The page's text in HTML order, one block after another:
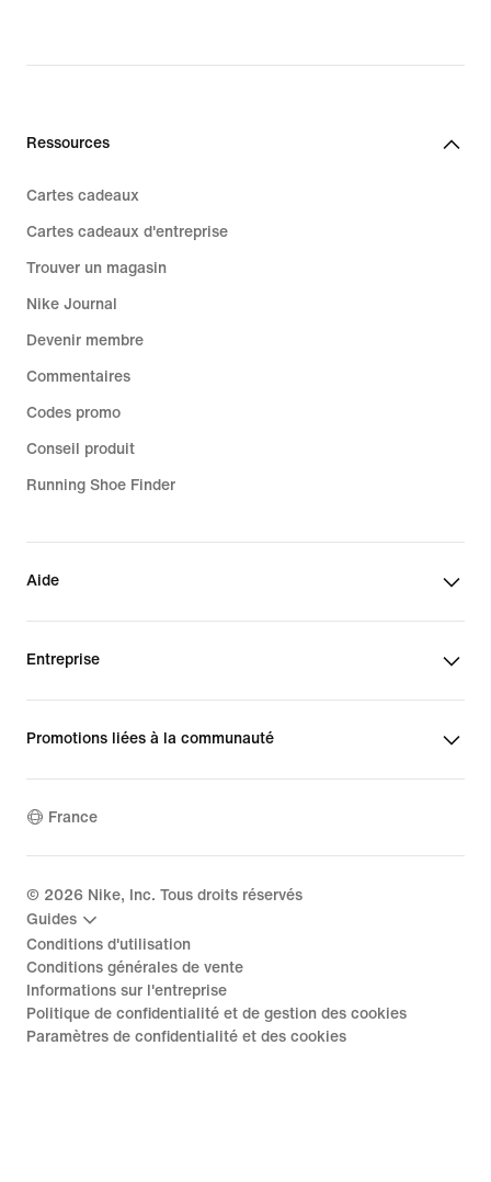
Ressources
Cartes cadeaux
Cartes cadeaux d'entreprise
Trouver un magasin
Nike Journal
Devenir membre
Commentaires
Codes promo
Conseil produit
Running Shoe Finder
Aide
Entreprise
Promotions liées à la communauté
France
© 2026 Nike, Inc. Tous droits réservés
Guides
Conditions d'utilisation
Conditions générales de vente
Informations sur l'entreprise
Politique de confidentialité et de gestion des cookies
Paramètres de confidentialité et des cookies